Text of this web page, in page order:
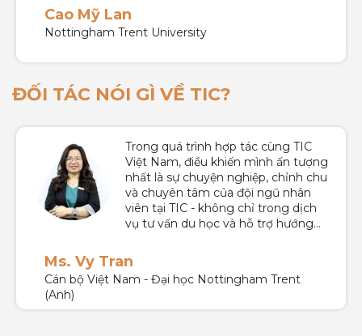
tí nào.
Cao Mỹ Lan
Nottingham Trent University
ĐỐI TÁC NÓI GÌ VỀ TIC?
Trong quá trình hợp tác cùng TIC
Việt Nam, điều khiến mình ấn tượng
nhất là sự chuyện nghiệp, chỉnh chu
và chuyên tâm của đội ngũ nhân
viên tại TIC - không chỉ trong dịch
vụ tư vấn du học và hỗ trợ hướng
uy tín trong và ngoài nước. Kính
chúc TIC gặt hái nhiều thành công
Ms. Vy Tran
Cán bộ Việt Nam - Đại học Nottingham Trent
(Anh)